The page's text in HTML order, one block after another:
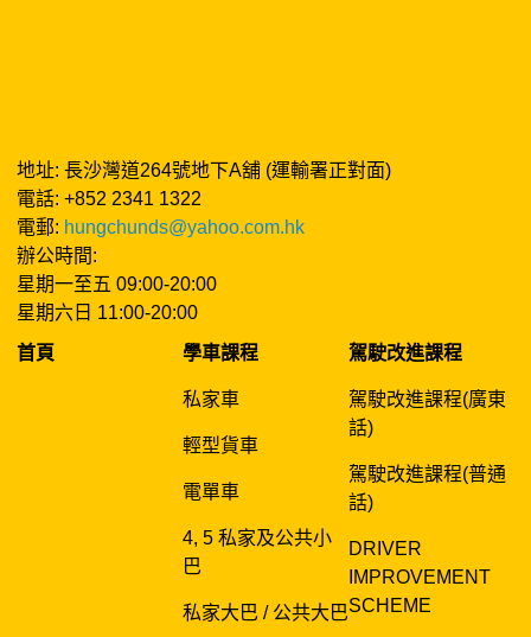
地址: 長沙灣道264號地下A舖 (運輸署正對面)
電話: +852 2341 1322
電郵: hungchunds@yahoo.com.hk
辦公時間:
星期一至五 09:00-20:00
星期六日 11:00-20:00
首頁
學車課程
私家車
輕型貨車
電單車
4, 5 私家及公共小
巴
私家大巴 / 公共大巴
駕駛改進課程
駕駛改進課程(廣東
話)
駕駛改進課程(普通
話)
DRIVER
IMPROVEMENT
SCHEME